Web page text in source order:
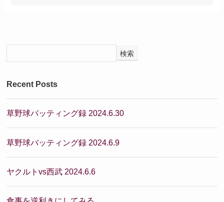
検索
Recent Posts
草野球バッティング録 2024.6.30
草野球バッティング録 2024.6.9
ヤクルトvs西武 2024.6.6